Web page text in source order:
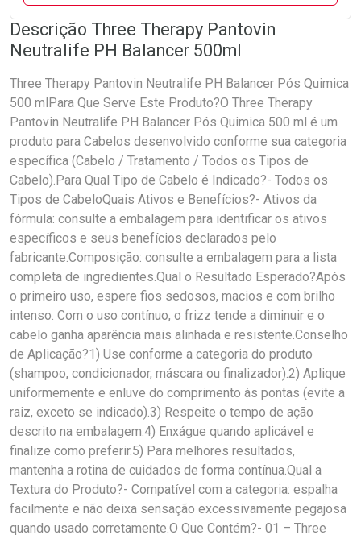
Descrição Three Therapy Pantovin
Neutralife PH Balancer 500ml
Three Therapy Pantovin Neutralife PH Balancer Pós Quimica
500 mlPara Que Serve Este Produto?O Three Therapy
Pantovin Neutralife PH Balancer Pós Quimica 500 ml é um
produto para Cabelos desenvolvido conforme sua categoria
específica (Cabelo / Tratamento / Todos os Tipos de
Cabelo).Para Qual Tipo de Cabelo é Indicado?- Todos os
Tipos de CabeloQuais Ativos e Benefícios?- Ativos da
fórmula: consulte a embalagem para identificar os ativos
específicos e seus benefícios declarados pelo
fabricante.Composição: consulte a embalagem para a lista
completa de ingredientes.Qual o Resultado Esperado?Após
o primeiro uso, espere fios sedosos, macios e com brilho
intenso. Com o uso contínuo, o frizz tende a diminuir e o
cabelo ganha aparência mais alinhada e resistente.Conselho
de Aplicação?1) Use conforme a categoria do produto
(shampoo, condicionador, máscara ou finalizador).2) Aplique
uniformemente e enluve do comprimento às pontas (evite a
raiz, exceto se indicado).3) Respeite o tempo de ação
descrito na embalagem.4) Enxágue quando aplicável e
finalize como preferir.5) Para melhores resultados,
mantenha a rotina de cuidados de forma contínua.Qual a
Textura do Produto?- Compatível com a categoria: espalha
facilmente e não deixa sensação excessivamente pegajosa
quando usado corretamente.O Que Contém?- 01 – Three